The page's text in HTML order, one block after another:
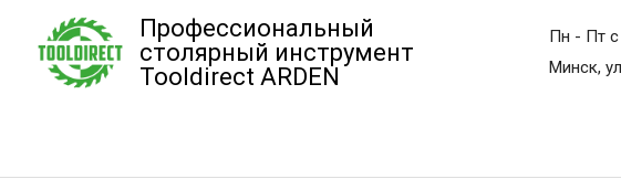
Профессиональный
столярный инструмент
Tooldirect ARDEN
Пн - Пт с
Минск,